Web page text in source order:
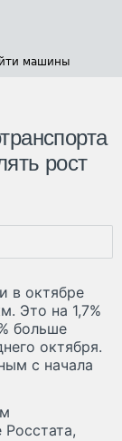
машины
рост
в октябре
Это на 1,7%
больше
октября.
с начала